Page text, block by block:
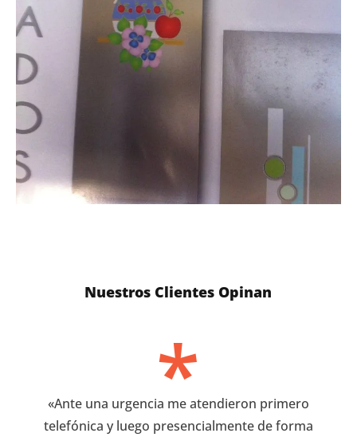
Nuestros Clientes Opinan
*
«Ante una urgencia me atendieron primero
telefónica y luego presencialmente de forma